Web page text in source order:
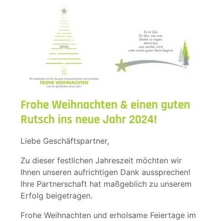
Frohe Weihnachten & einen guten
Rutsch ins neue Jahr 2024!
Liebe Geschäftspartner,
Zu dieser festlichen Jahreszeit möchten wir
Ihnen unseren aufrichtigen Dank aussprechen!
Ihre Partnerschaft hat maßgeblich zu unserem
Erfolg beigetragen.
Frohe Weihnachten und erholsame Feiertage im